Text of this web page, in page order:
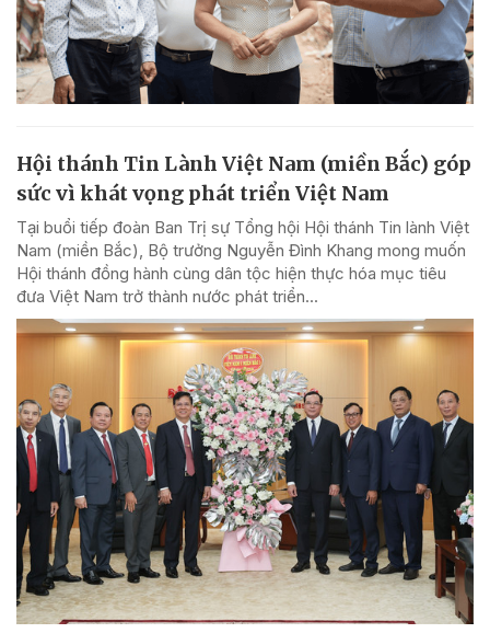
Hội thánh Tin Lành Việt Nam (miền Bắc) góp
sức vì khát vọng phát triển Việt Nam
Tại buổi tiếp đoàn Ban Trị sự Tổng hội Hội thánh Tin lành Việt
Nam (miền Bắc), Bộ trưởng Nguyễn Đình Khang mong muốn
Hội thánh đồng hành cùng dân tộc hiện thực hóa mục tiêu
đưa Việt Nam trở thành nước phát triển...